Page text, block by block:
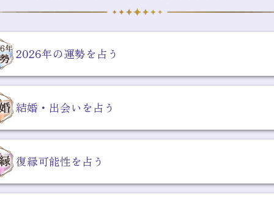
2026年の運勢を占う
結婚・出会いを占う
復縁可能性を占う